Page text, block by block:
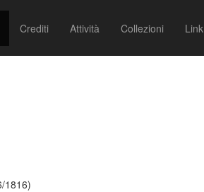
Crediti Attività Collezioni Link
1816)